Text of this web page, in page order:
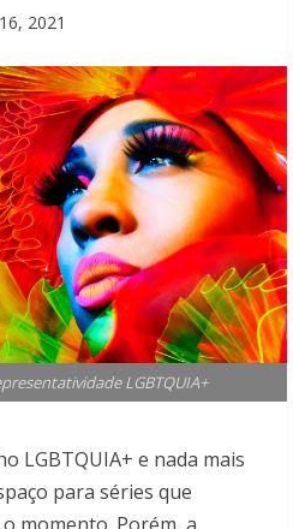
2021
LGBTQUIA+
LGBTQUIA+ e nada mais
para séries que
momento. Porém, a